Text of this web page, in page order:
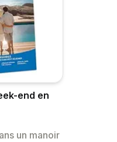
end en
un manoir